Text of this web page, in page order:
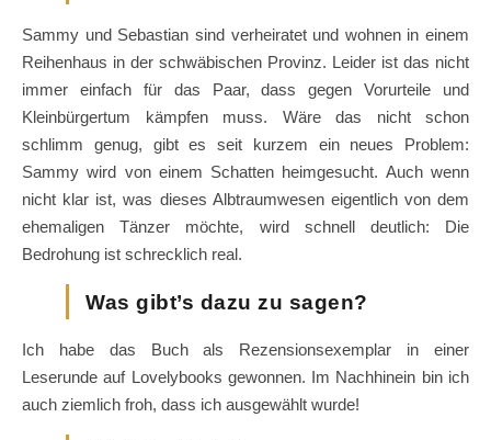
Sammy und Sebastian sind verheiratet und wohnen in einem
Reihenhaus in der schwäbischen Provinz. Leider ist das nicht
immer einfach für das Paar, dass gegen Vorurteile und
Kleinbürgertum kämpfen muss. Wäre das nicht schon
schlimm genug, gibt es seit kurzem ein neues Problem:
Sammy wird von einem Schatten heimgesucht. Auch wenn
nicht klar ist, was dieses Albtraumwesen eigentlich von dem
ehemaligen Tänzer möchte, wird schnell deutlich: Die
Bedrohung ist schrecklich real.
Was gibt’s dazu zu sagen?
Ich habe das Buch als Rezensionsexemplar in einer
Leserunde auf Lovelybooks gewonnen. Im Nachhinein bin ich
auch ziemlich froh, dass ich ausgewählt wurde!